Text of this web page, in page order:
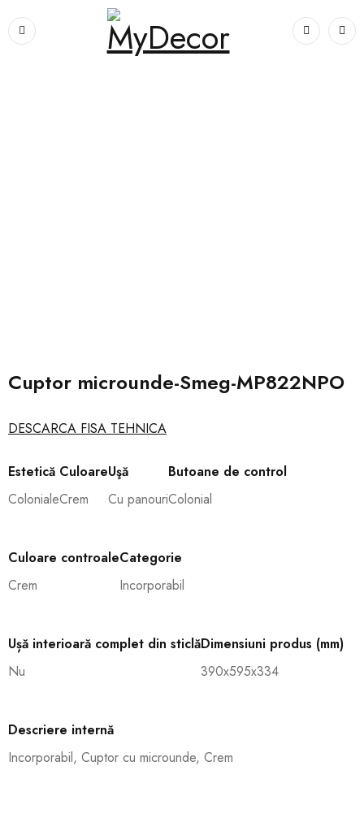
Cuptor microunde-Smeg-MP822NPO
DESCARCA FISA TEHNICA
Estetică
Coloniale
Culoare
Crem
Uşă
Cu panouri
Butoane de control
Colonial
Culoare controale
Crem
Categorie
Incorporabil
Ușă interioară complet din sticlă
Nu
Dimensiuni produs (mm)
390x595x334
Descriere internă
Incorporabil, Cuptor cu microunde, Crem